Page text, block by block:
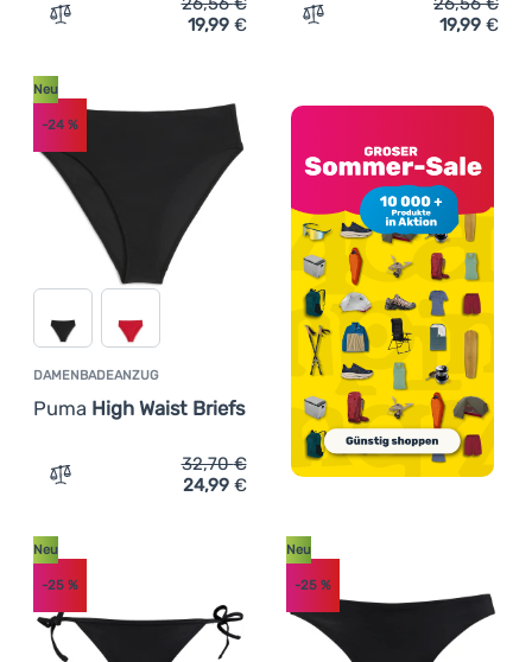
Zum Vergleich 'Damenbadeanzug Puma Side Tie Briefs'
19,99 € Zum Vergleich 19,99 €
DAMENBADEANZUG
Puma High Waist Briefs
Neu
-24 %
Zum Vergleich 'Damenbadeanzug Puma High Waist
32,70€
24,99 €
Neu
-25 %
Neu
-25%